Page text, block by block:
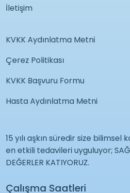
İletişim
KVKK Aydınlatma Metni
Çerez Politikası
KVKK Başvuru Formu
Hasta Aydınlatma Metni
15 yılı aşkın süredir size bilimsel
en etkili tedavileri uyguluyor;
DEĞERLER KATIYORUZ.
Çalışma Saatleri